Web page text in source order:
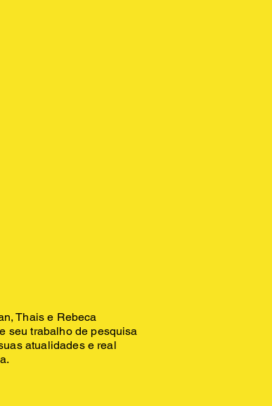
Thais e Rebeca
seu trabalho de pesquisa
atualidades e real